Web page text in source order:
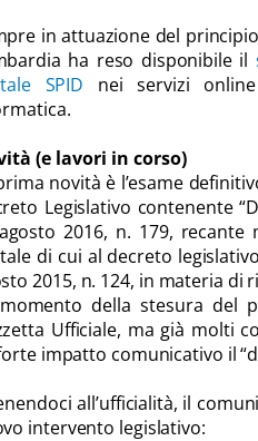
in attuazione del
ha reso disponibile il
SPID nei servizi
(e lavori in corso)
novità è l’esame
Legislativo contenente
2016, n. 179, recante
di cui al decreto
2015, n. 124, in materia di
della stesura del
Ufficiale, ma già molti
impatto comunicativo il
all’ufficialità, il
intervento legislativo: